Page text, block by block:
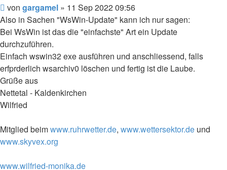
Beitrag
von gargamel » 11 Sep 2022 09:56
Also in Sachen "WsWin-Update" kann ich nur sagen:
Bei WsWin ist das die "einfachste" Art ein Update
durchzuführen.
Einfach wswin32 exe ausführen und anschliessend, falls
erfprderlich wsarchiv0 löschen und fertig ist die Laube.
Grüße aus
Nettetal - Kaldenkirchen
Wilfried
Mitglied beimwww.ruhrwetter.de, www.wettersektor.de und
www.skyvex.org
www.wilfried-monika.de